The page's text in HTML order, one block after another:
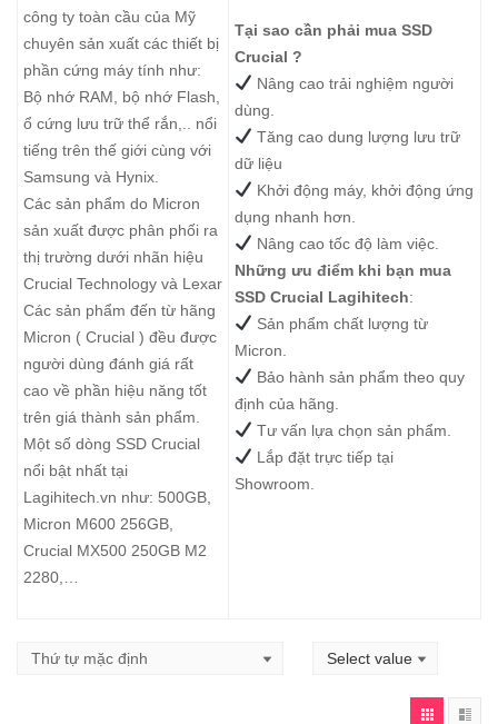
công ty toàn cầu của Mỹ
chuyên sản xuất các thiết bị
phần cứng máy tính như:
Bộ nhớ RAM, bộ nhớ Flash,
ổ cứng lưu trữ thể rắn,.. nổi
tiếng trên thế giới cùng với
Samsung và Hynix.
Các sản phẩm do Micron
sản xuất được phân phối ra
thị trường dưới nhãn hiệu
Crucial Technology và Lexar
Các sản phẩm đến từ hãng
Micron ( Crucial ) đều được
người dùng đánh giá rất
cao về phần hiệu năng tốt
trên giá thành sản phẩm.
Một số dòng SSD Crucial
nổi bật nhất tại
Lagihitech.vn như: 500GB
Micron M600 256GB
Crucial MX500 250GB M2
2280
Tại sao cần phải mua SSD
Crucial ?
Nâng cao trải nghiệm người
dùng.
Tăng cao dung lượng lưu trữ
dữ liệu
Khởi động máy, khởi động ứng
dụng nhanh hơn.
Nâng cao tốc độ làm việc.
Những ưu điểm khi bạn mua
SSD Crucial Lagihitech:
Sản phẩm chất lượng từ
Micron.
Bảo hành sản phẩm theo quy
định của hãng.
Tư vấn lựa chọn sản phẩm.
Lắp đặt trực tiếp tại
Showroom.